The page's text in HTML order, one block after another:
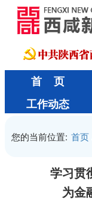
首 页
工作动态
您的当前位置: 首页
学习贯
为金